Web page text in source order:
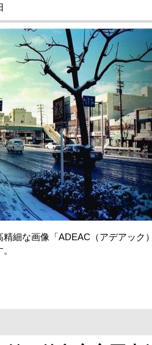
細な画像「ADEAC（アデアック